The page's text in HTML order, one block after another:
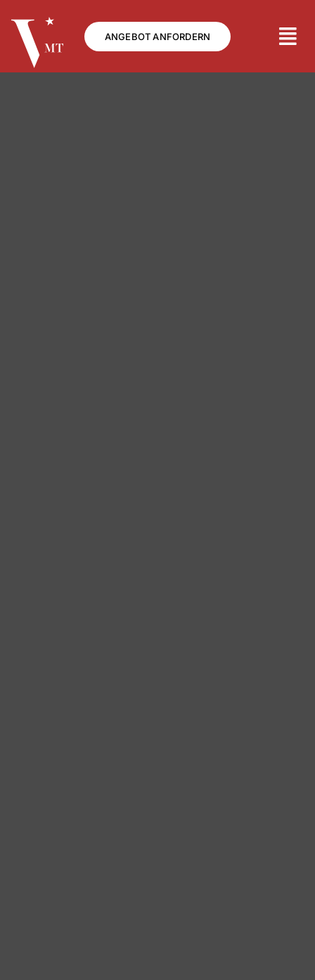
content
ANGEBOT ANFORDERN